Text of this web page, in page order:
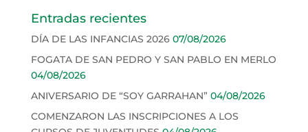
Entradas recientes
DÍA DE LAS INFANCIAS 2026 07/08/2026
FOGATA DE SAN PEDRO Y SAN PABLO EN MERLO
04/08/2026
ANIVERSARIO DE “SOY GARRAHAN” 04/08/2026
COMENZARON LAS INSCRIPCIONES A LOS